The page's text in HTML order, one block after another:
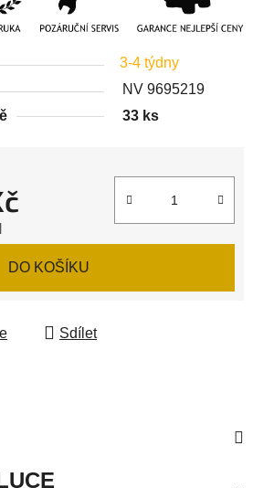
3-4 týdny
NV 9695219
33 ks
DO KOŠÍKU
Sdílet